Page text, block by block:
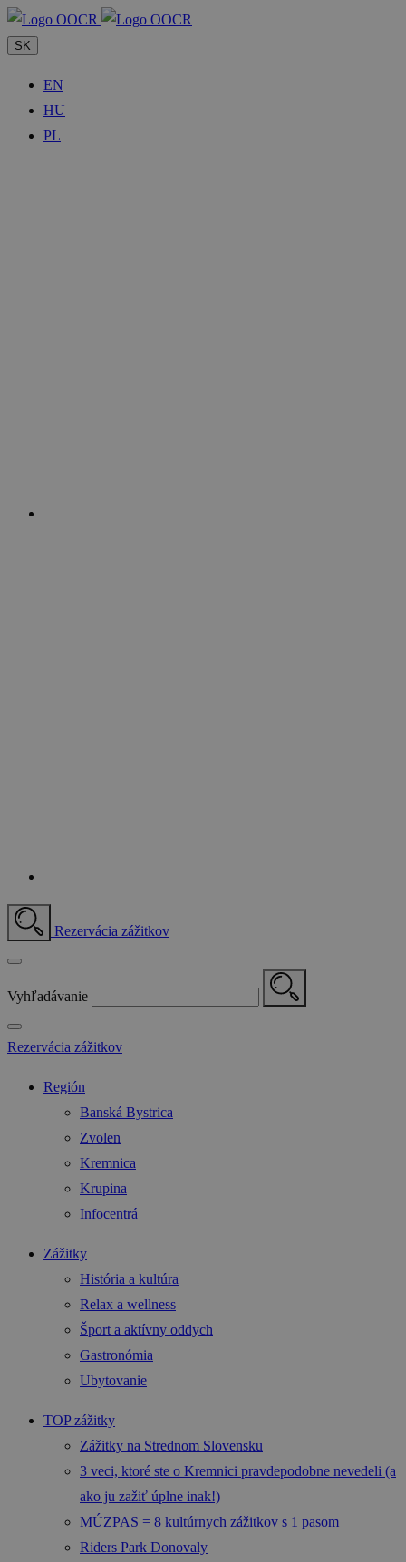
SK
EN
HU
PL
Rezervácia zážitkov
Vyhľadávanie
Rezervácia zážitkov
Región
Banská Bystrica
Zvolen
Kremnica
Krupina
Infocentrá
Zážitky
História a kultúra
Relax a wellness
Šport a aktívny oddych
Gastronómia
Ubytovanie
TOP zážitky
Zážitky na Strednom Slovensku
3 veci, ktoré ste o Kremnici pravdepodobne nevedeli (a
ako ju zažiť úplne inak!)
MÚZPAS = 8 kultúrnych zážitkov s 1 pasom
Riders Park Donovaly